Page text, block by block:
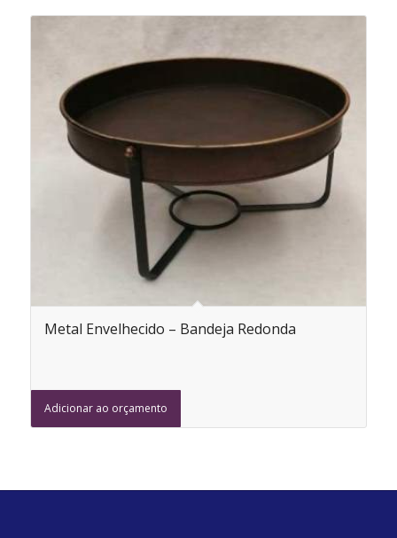
Metal Envelhecido – Bandeja Redonda
Adicionar ao orçamento